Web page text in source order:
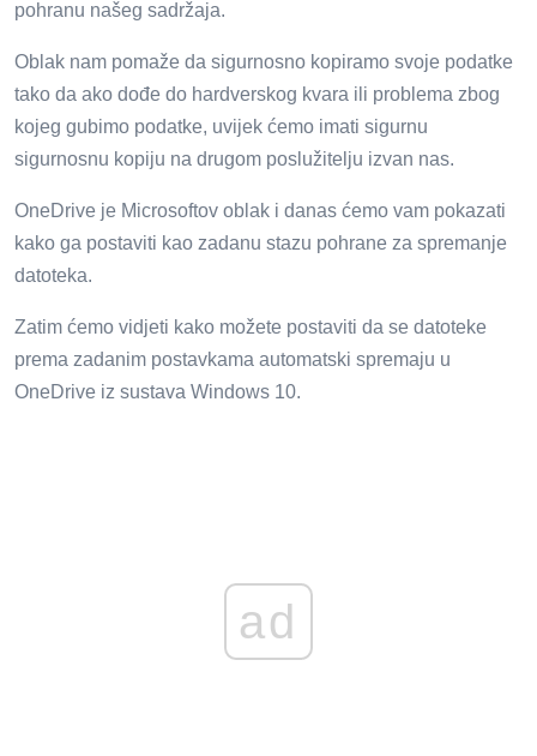
pohranu našeg sadržaja.
Oblak nam pomaže da sigurnosno kopiramo svoje podatke
tako da ako dođe do hardverskog kvara ili problema zbog
kojeg gubimo podatke, uvijek ćemo imati sigurnu
sigurnosnu kopiju na drugom poslužitelju izvan nas.
OneDrive je Microsoftov oblak i danas ćemo vam pokazati
kako ga postaviti kao zadanu stazu pohrane za spremanje
datoteka.
Zatim ćemo vidjeti kako možete postaviti da se datoteke
prema zadanim postavkama automatski spremaju u
OneDrive iz sustava Windows 10.
ad